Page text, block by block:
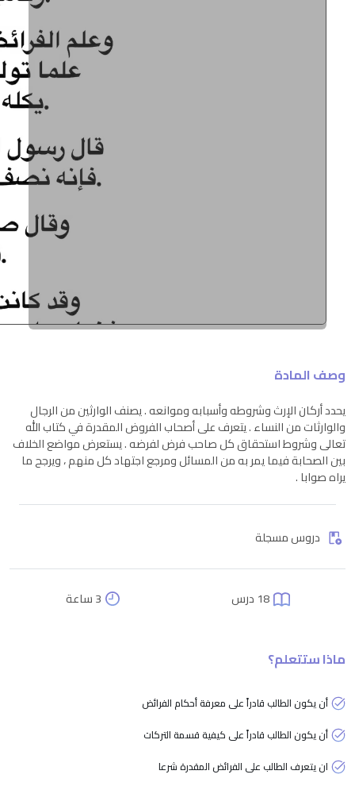
وصف المادة
يحدد أركان الإرث وشروطه وأسبابه وموانعه . يصنف الوارثين من الرجال
والوارثات من النساء . يتعرف على أصحاب الفروض المقدرة في كتاب الله
تعالى وشروط استحقاق كل صاحب فرض لفرضه . يستعرض مواضع الخلاف
بين الصحابة فيما يمر به من المسائل ومرجع اجتهاد كل منهم ، ويرجح ما
يراه صوابا .
دروس مسجلة
18 درس 3 ساعة
ماذا ستتعلم؟
أن يكون الطالب قادراً على معرفة أحكام الفرائض
أن يكون الطالب قادراً على كيفية قسمة التركات
ان يتعرف الطالب على الفرائض المقدرة شرعا